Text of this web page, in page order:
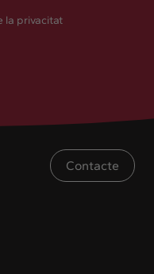
Contacte
la privacitat